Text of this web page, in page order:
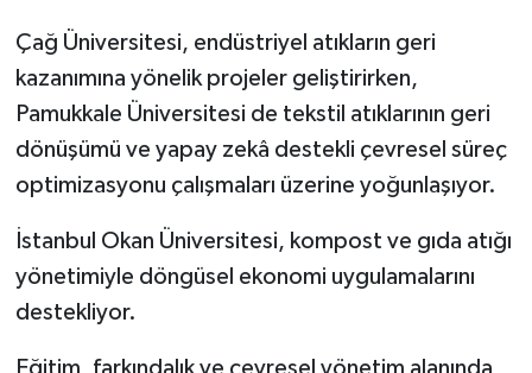
Çağ Üniversitesi, endüstriyel atıkların geri
kazanımına yönelik projeler geliştirirken,
Pamukkale Üniversitesi de tekstil atıklarının geri
dönüşümü ve yapay zekâ destekli çevresel süreç
optimizasyonu çalışmaları üzerine yoğunlaşıyor.
İstanbul Okan Üniversitesi, kompost ve gıda atığı
yönetimiyle döngüsel ekonomi uygulamalarını
destekliyor.
Eğitim, farkındalık ve çevresel yönetim alanında